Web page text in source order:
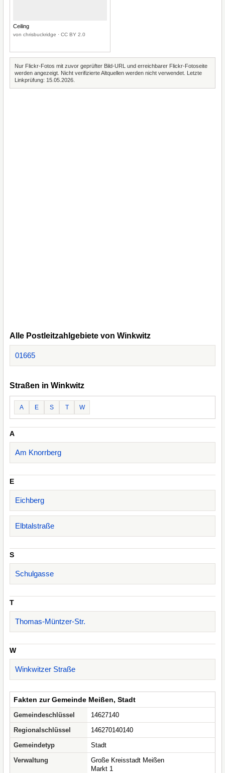
Ceiling
von chrisbuckridge · CC BY 2.0
Nur Flickr-Fotos mit zuvor geprüfter Bild-URL und erreichbarer Flickr-Fotoseite
werden angezeigt. Nicht verifizierte Altquellen werden nicht verwendet. Letzte
Linkprüfung: 15.05.2026.
Alle Postleitzahlgebiete von Winkwitz
01665
Straßen in Winkwitz
A E S T W
A
Am Knorrberg
E
Eichberg
Elbtalstraße
S
Schulgasse
T
Thomas-Müntzer-Str.
W
Winkwitzer Straße
Fakten zur Gemeinde Meißen, Stadt
Gemeindeschlüssel
14627140
Regionalschlüssel
146270140140
Gemeindetyp
Stadt
Verwaltung
Große Kreisstadt Meißen
Markt 1